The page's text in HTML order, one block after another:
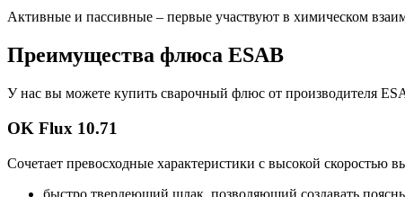
Активные и пассивные – первые участвуют в химическом
Преимущества флюса ESAB
У нас вы можете купить сварочный флюс от производителя
OK Flux 10.71
Сочетает превосходные характеристики с высокой скоростью
быстро твердеющий шлак, позволяющий создавать